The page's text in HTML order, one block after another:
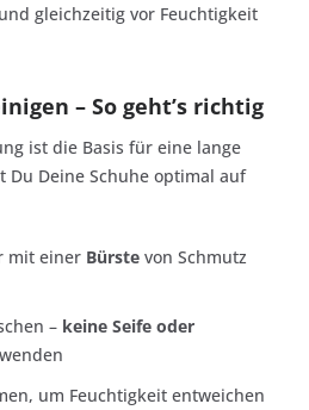
gleichzeitig vor Feuchtigkeit
– So geht’s richtig
ist die Basis für eine lange
Du Deine Schuhe optimal auf
mit einer Bürste von Schmutz
– keine Seife oder
um Feuchtigkeit entweichen